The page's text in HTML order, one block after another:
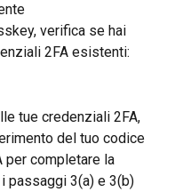
verifica se hai
2FA esistenti:
tue credenziali 2FA,
del tuo codice
per completare la
passaggi 3(a) e 3(b)